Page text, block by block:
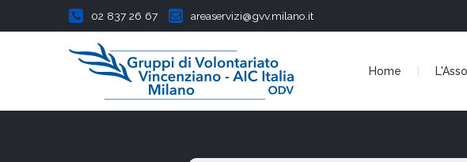
02 837 26 67 areaservizi@gvv.milano.it
Home